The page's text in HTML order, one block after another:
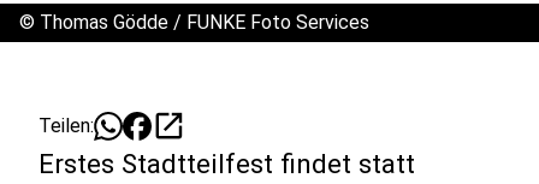
© Thomas Gödde / FUNKE Foto Services
Teilen: open_in_new
Erstes Stadtteilfest findet statt